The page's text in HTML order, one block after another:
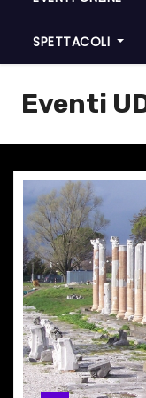
SPETTACOLI
Eventi